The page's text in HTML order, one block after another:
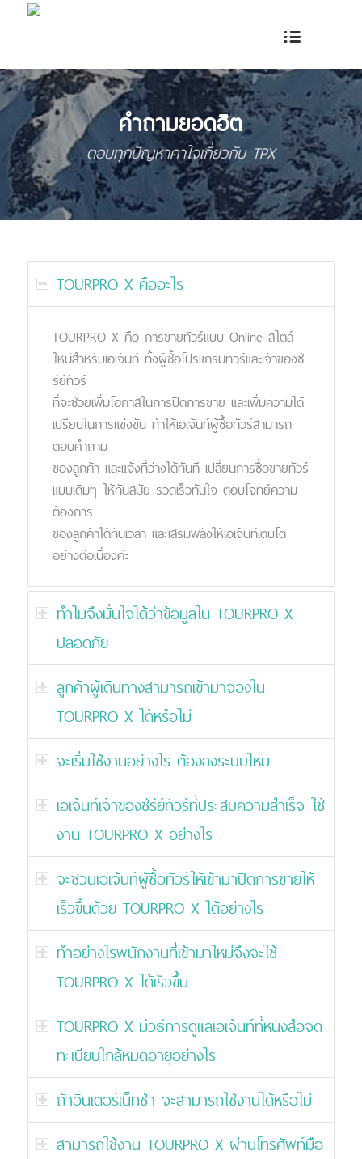
คำถามยอดฮิต
ตอบทุกปัญหาคาใจเกี่ยวกับ TPX
TOURPRO X คืออะไร
TOURPRO X คือ การขายทัวร์แบบ Online สไตล์
ใหม่สำหรับเอเจ้นท์ ทั้งผู้ซื้อโปรแกรมทัวร์และเจ้าของซี
รีย์ทัวร์
ที่จะช่วยเพิ่มโอกาสในการปิดการขาย และเพิ่มความได้
เปรียบในการแข่งขัน ทำให้เอเจ้นท์ผู้ซื้อทัวร์สามารถ
ตอบคำถาม
ของลูกค้า และแจ้งที่ว่างได้ทันที เปลี่ยนการซื้อขายทัวร์
แบบเดิมๆ ให้ทันสมัย รวดเร็วทันใจ ตอบโจทย์ความ
ต้องการ
ของลูกค้าได้ทันเวลา และเสริมพลังให้เอเจ้นท์เติบโต
อย่างต่อเนื่องค่ะ
ทำไมจึงมั่นใจได้ว่าข้อมูลใน TOURPRO X
ปลอดภัย
ลูกค้าผู้เดินทางสามารถเข้ามาจองใน
TOURPRO X ได้หรือไม่
จะเริ่มใช้งานอย่างไร ต้องลงระบบไหม
เอเจ้นท์เจ้าของซีรีย์ทัวร์ที่ประสบความสำเร็จ ใช้
งาน TOURPRO X อย่างไร
จะชวนเอเจ้นท์ผู้ซื้อทัวร์ให้เข้ามาปิดการขายให้
เร็วขึ้นด้วย TOURPRO X ได้อย่างไร
ทำอย่างไรพนักงานที่เข้ามาใหม่จึงจะใช้
TOURPRO X ได้เร็วขึ้น
TOURPRO X มีวิธีการดูแลเอเจ้นท์ที่หนังสือจด
ทะเบียบใกล้หมดอายุอย่างไร
ถ้าอินเตอร์เน็ทช้า จะสามารถใช้งานได้หรือไม่
สามารถใช้งาน TOURPRO X ผ่านโทรศัพท์มือ